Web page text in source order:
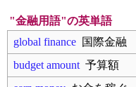
"金融用語"の英単語
global finance 国際金融
budget amount 予算額